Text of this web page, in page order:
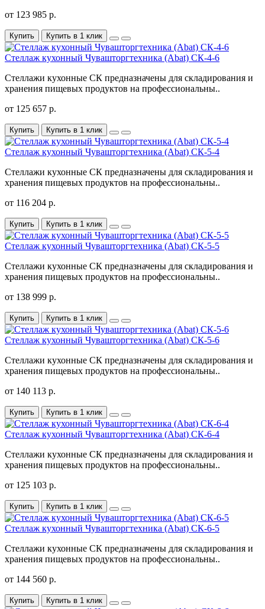
от 123 985 р.
Купить Купить в 1 клик
Стеллаж кухонный Чувашторгтехника (Abat) CК-4-6
Стеллажи кухонные СК предназначены для складирования и
хранения пищевых продуктов на профессиональны..
от 125 657 р.
Купить Купить в 1 клик
Стеллаж кухонный Чувашторгтехника (Abat) CК-5-4
Стеллажи кухонные СК предназначены для складирования и
хранения пищевых продуктов на профессиональны..
от 116 204 р.
Купить Купить в 1 клик
Стеллаж кухонный Чувашторгтехника (Abat) CК-5-5
Стеллажи кухонные СК предназначены для складирования и
хранения пищевых продуктов на профессиональны..
от 138 999 р.
Купить Купить в 1 клик
Стеллаж кухонный Чувашторгтехника (Abat) CК-5-6
Стеллажи кухонные СК предназначены для складирования и
хранения пищевых продуктов на профессиональны..
от 140 113 р.
Купить Купить в 1 клик
Стеллаж кухонный Чувашторгтехника (Abat) CК-6-4
Стеллажи кухонные СК предназначены для складирования и
хранения пищевых продуктов на профессиональны..
от 125 103 р.
Купить Купить в 1 клик
Стеллаж кухонный Чувашторгтехника (Abat) CК-6-5
Стеллажи кухонные СК предназначены для складирования и
хранения пищевых продуктов на профессиональны..
от 144 560 р.
Купить Купить в 1 клик